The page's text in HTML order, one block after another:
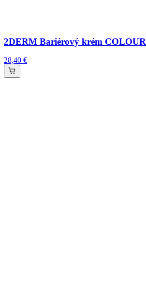
2DERM Bariérový krém COLOUR
28,40 €